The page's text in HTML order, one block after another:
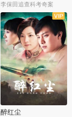
李保田追查科考奇案
全30集
醉红尘